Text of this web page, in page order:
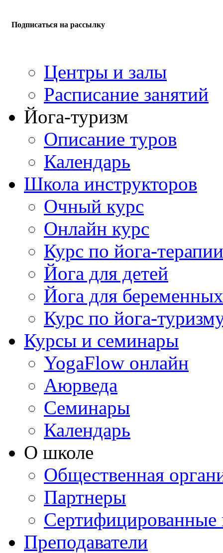
Подписаться на рассылку
Центры и залы
Расписание занятий
Йога-туризм
Описание туров
Календарь
Школа инструкторов
Очный курс
Онлайн курс
Курс по йога-терапии
Йога для детей
Йога для беременных
Курс по йога-
Курсы и семинары
YogaFlow онлайн
Аюрведа
Семинары
Календарь
О школе
Общественная
Партнеры
Сертифицированные
Преподаватели